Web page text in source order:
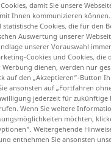
Übersetzungen
die Übersetzung
damit Sie unsere
Ihnen kommunizieren
Cookies, die für den
Auswertung unserer
unserer Vorauswahl
Cookies und Cookies, die
dienen, werden nur
auf den „Akzeptieren“-Button
ansonsten auf „Fortfahren
jederzeit für zukünftige
Wenn Sie weitere
möchten,
Weitergehende
entnehmen Sie ansonsten